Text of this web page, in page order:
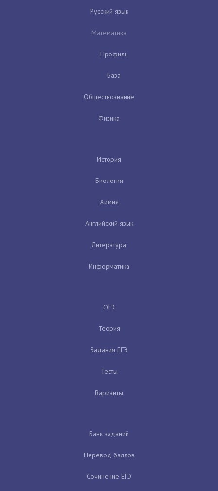
Русский язык
Математика
Профиль
База
Обществознание
Физика
История
Биология
Химия
Английский язык
Литература
Информатика
ОГЭ
Теория
Задания ЕГЭ
Тесты
Варианты
Банк заданий
Перевод баллов
Сочинение ЕГЭ